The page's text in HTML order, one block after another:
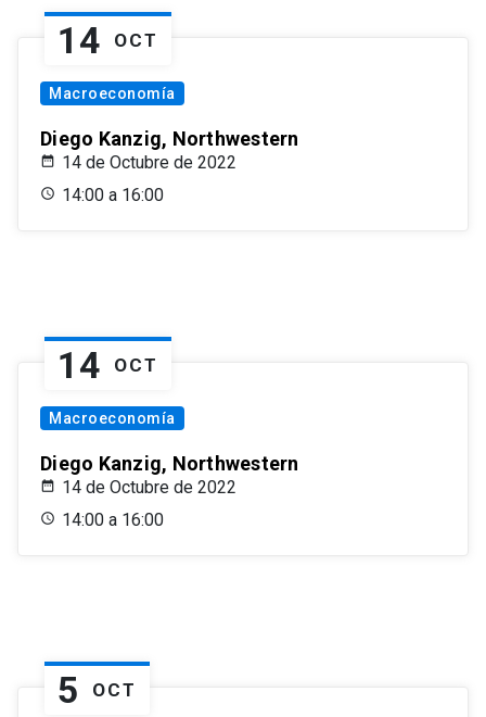
14 OCT
Macroeconomía
Diego Kanzig, Northwestern
14 de Octubre de 2022
14:00 a 16:00
14 OCT
Macroeconomía
Diego Kanzig, Northwestern
14 de Octubre de 2022
14:00 a 16:00
5 OCT